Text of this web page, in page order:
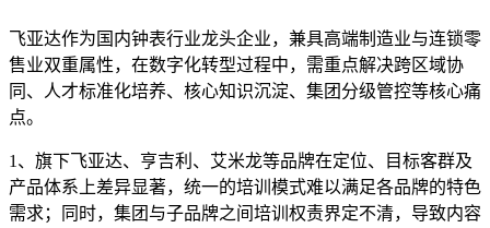
飞亚达作为国内钟表行业龙头企业，兼具高端制造业与连锁零
售业双重属性，在数字化转型过程中，需重点解决跨区域协
同、人才标准化培养、核心知识沉淀、集团分级管控等核心痛
点。
1、旗下飞亚达、亨吉利、艾米龙等品牌在定位、目标客群及
产品体系上差异显著，统一的培训模式难以满足各品牌的特色
需求；同时，集团与子品牌之间培训权责界定不清，导致内容